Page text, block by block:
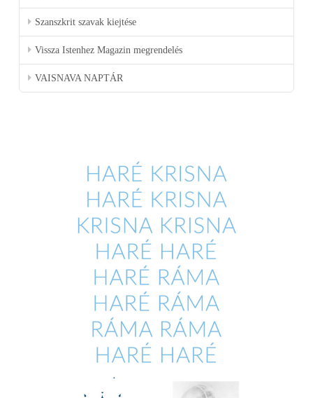
Szanszkrit szavak kiejtése
Vissza Istenhez Magazin megrendelés
VAISNAVA NAPTÁR